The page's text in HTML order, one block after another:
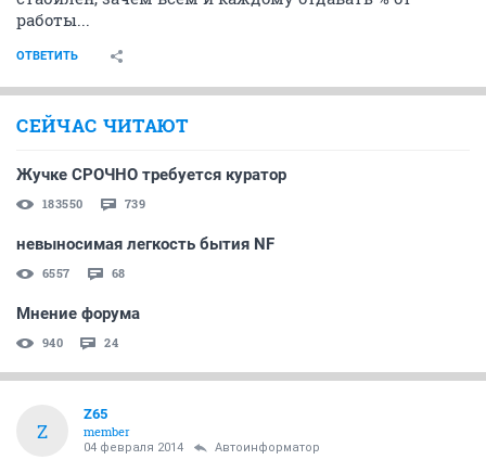
работы...
ОТВЕТИТЬ
СЕЙЧАС ЧИТАЮТ
Жучке СРОЧНО требуется куратор
183550 739
невыносимая легкость бытия NF
6557 68
Мнение форума
940 24
Z
Z65
member
04 февраля 2014 Автоинформатор